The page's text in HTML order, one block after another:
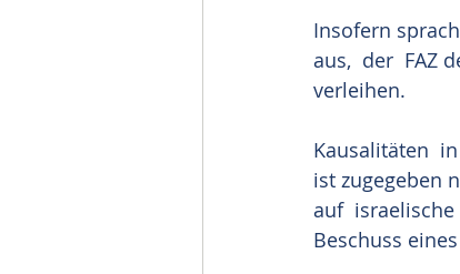
Insofern
aus,  der  FAZ
verleihen.
Kausalitäten
ist zugegeben
auf  israelische
Beschuss